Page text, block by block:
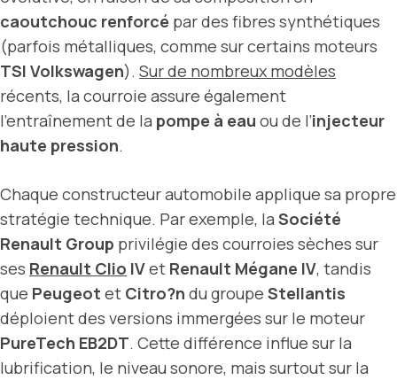
caoutchouc renforcé par des fibres synthétiques
(parfois métalliques, comme sur certains moteurs
TSI Volkswagen). Sur de nombreux modèles
récents, la courroie assure également
l’entraînement de la pompe à eau ou de l’injecteur
haute pression.
Chaque constructeur automobile applique sa propre
stratégie technique. Par exemple, la Société
Renault Group privilégie des courroies sèches sur
ses Renault Clio IVet Renault Mégane IV, tandis
que Peugeot et Citro?n du groupe Stellantis
déploient des versions immergées sur le moteur
PureTech EB2DT. Cette différence influe sur la
lubrification, le niveau sonore, mais surtout sur la